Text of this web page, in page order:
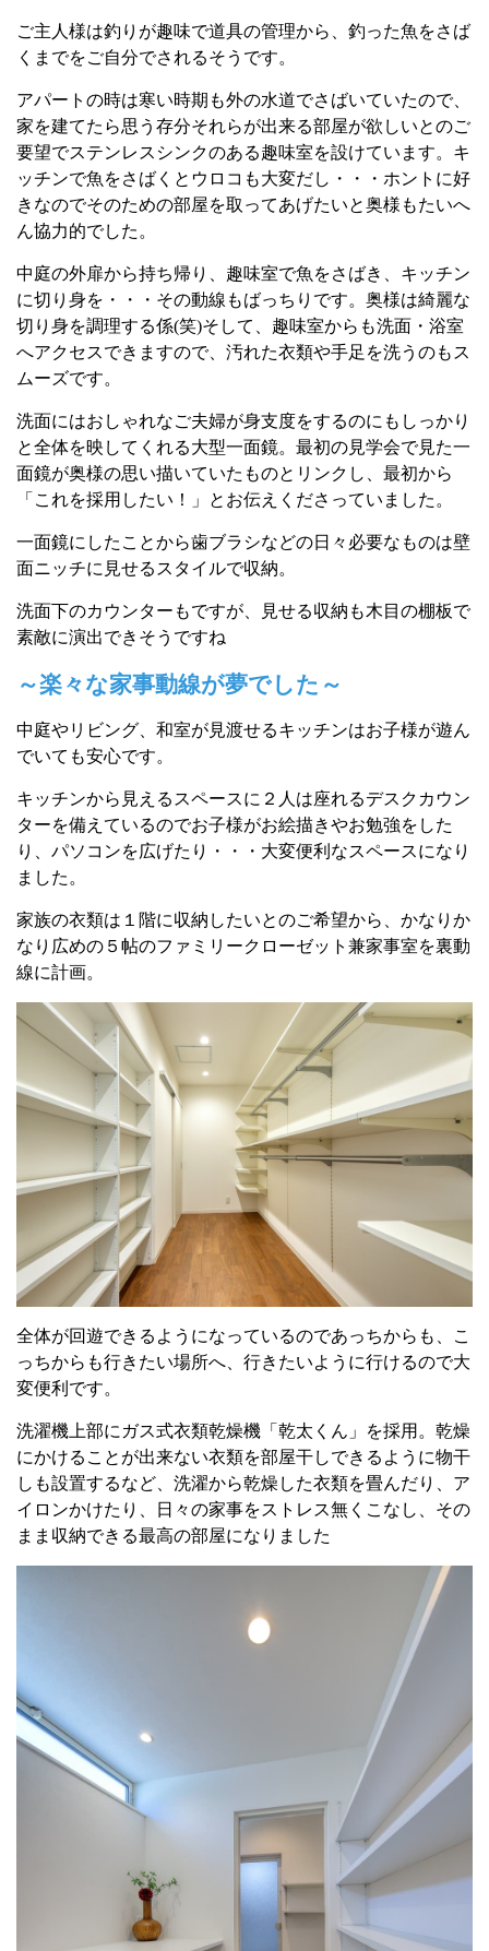
ご主人様は釣りが趣味で道具の管理から、釣った魚をさば
くまでをご自分でされるそうです。
アパートの時は寒い時期も外の水道でさばいていたので、
家を建てたら思う存分それらが出来る部屋が欲しいとのご
要望でステンレスシンクのある趣味室を設けています。 キ
ッチンで魚をさばくとウロコも大変だし・・・ホントに好
きなのでそのための部屋を取ってあげたいと奥様もたいへ
ん協力的でした。
中庭の外扉から持ち帰り、趣味室で魚をさばき、キッチン
に切り身を・・・その動線もばっちりです。奥様は綺麗な
切り身を調理する係(笑)そして、趣味室からも洗面・浴室
へアクセスできますので、汚れた衣類や手足を洗うのもス
ムーズです。
洗面にはおしゃれなご夫婦が身支度をするのにもしっかり
と全体を映してくれる大型一面鏡。 最初の見学会で見た一
面鏡が奥様の思い描いていたものとリンクし、最初から
「これを採用したい！」とお伝えくださっていました。
一面鏡にしたことから歯ブラシなどの日々必要なものは壁
面ニッチに見せるスタイルで収納。
洗面下のカウンターもですが、見せる収納も木目の棚板で
素敵に演出できそうですね
～楽々な家事動線が夢でした～
中庭やリビング、和室が見渡せるキッチンはお子様が遊ん
でいても安心です。
キッチンから見えるスペースに２人は座れるデスクカウン
ターを備えているのでお子様がお絵描きやお勉強をした
り、パソコンを広げたり・・・大変便利なスペースになり
ました。
家族の衣類は１階に収納したいとのご希望から、かなりか
なり 広めの５帖のファミリークローゼット兼家事室を裏動
線に計画。
全体が回遊できるようになっているのであっちからも、こ
っちから も行きたい場所へ、行きたいように行けるので大
変便利です。
洗濯機上部にガス式衣類乾燥機「乾太くん」を採用。 乾燥
にかけることが出来ない衣類を部屋干しできるように物干
し も設置するなど、洗濯から乾燥した衣類を畳んだり、ア
イロンかけたり、
日々の家事をストレス無くこなし、その
まま収納できる最高の部屋になりました